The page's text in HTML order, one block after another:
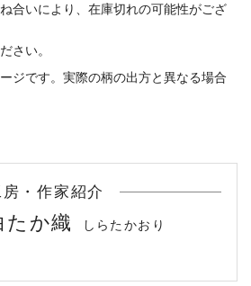
合いにより、在庫切れの可能性がござ
さい。
ジです。実際の柄の出方と異なる場合
房・作家紹介
たか織 しらたかおり